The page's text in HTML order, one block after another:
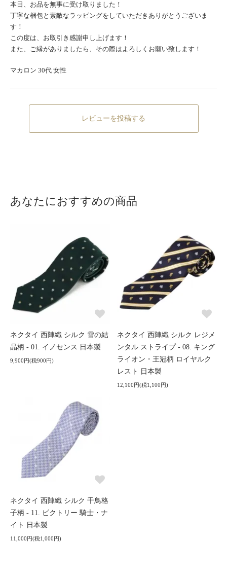
本日、お品を無事に受け取りました！
丁寧な梱包と素敵なラッピングをしていただきありがとうございま
す！
この度は、お取引き感謝申し上げます！
また、ご縁がありましたら、その際はよろしくお願い致します！
マカロン 30代 女性
レビューを投稿する
あなたにおすすめの商品
ネクタイ 西陣織 シルク 雪の結
晶柄 - 01. イノセンス 日本製
9,900円(税900円)
ネクタイ 西陣織 シルク レジメ
ンタル ストライプ - 08. キング
ライオン・王冠柄 ロイヤルク
レスト 日本製
12,100円(税1,100円)
ネクタイ 西陣織 シルク 千鳥格
子柄 - 11. ビクトリー 騎士・ナ
イト 日本製
11,000円(税1,000円)